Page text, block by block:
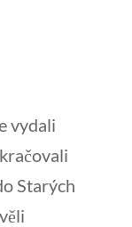
vydali
Starých